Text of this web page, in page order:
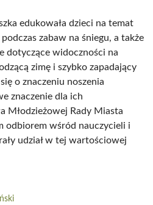
edukowała dzieci na temat
zabaw na śniegu, a także
dotyczące widoczności na
zimę i szybko zapadający
o znaczeniu noszenia
znaczenie dla ich
Młodzieżowej Rady Miasta
odbiorem wśród nauczycieli i
udział w tej wartościowej